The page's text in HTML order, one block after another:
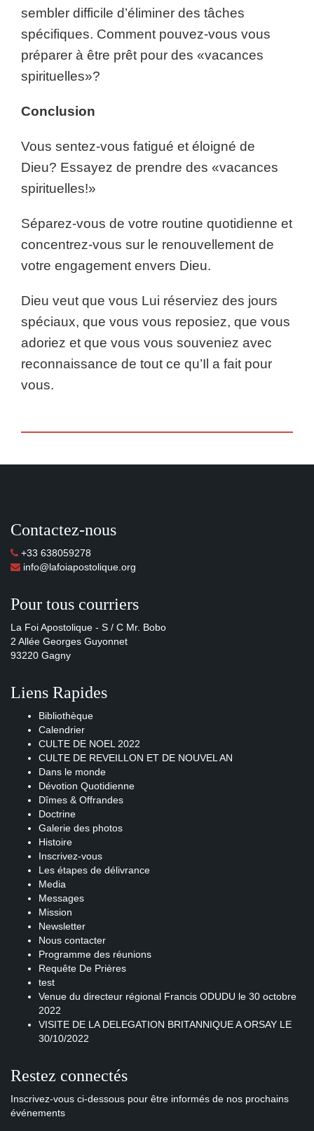
sembler difficile d’éliminer des tâches
spécifiques. Comment pouvez-vous vous
préparer à être prêt pour des «vacances
spirituelles»?
Conclusion
Vous sentez-vous fatigué et éloigné de
Dieu? Essayez de prendre des «vacances
spirituelles!»
Séparez-vous de votre routine quotidienne et
concentrez-vous sur le renouvellement de
votre engagement envers Dieu.
Dieu veut que vous Lui réserviez des jours
spéciaux, que vous vous reposiez, que vous
adoriez et que vous vous souveniez avec
reconnaissance de tout ce qu’Il a fait pour
vous.
Contactez-nous
+33 638059278
info@lafoiapostolique.org
Pour tous courriers
La Foi Apostolique - S / C Mr. Bobo
2 Allée Georges Guyonnet
93220 Gagny
Liens Rapides
Bibliothèque
Calendrier
CULTE DE NOEL 2022
CULTE DE REVEILLON ET DE NOUVEL AN
Dans le monde
Dévotion Quotidienne
Dîmes & Offrandes
Doctrine
Galerie des photos
Histoire
Inscrivez-vous
Les étapes de délivrance
Media
Messages
Mission
Newsletter
Nous contacter
Programme des réunions
Requête De Prières
test
Venue du directeur régional Francis ODUDU le 30 octobre
2022
VISITE DE LA DELEGATION BRITANNIQUE A ORSAY LE
30/10/2022
Restez connectés
Inscrivez-vous ci-dessous pour être informés de nos prochains
événements